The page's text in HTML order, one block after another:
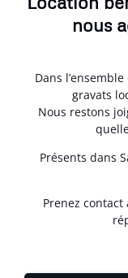
nous
Dans
gravats
Nous restons
Présents dans
Prenez